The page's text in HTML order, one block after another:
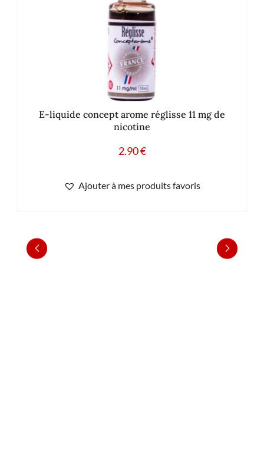
E-liquide concept arome réglisse 11 mg de
nicotine
2.90€
Ajouter à mes produits favoris